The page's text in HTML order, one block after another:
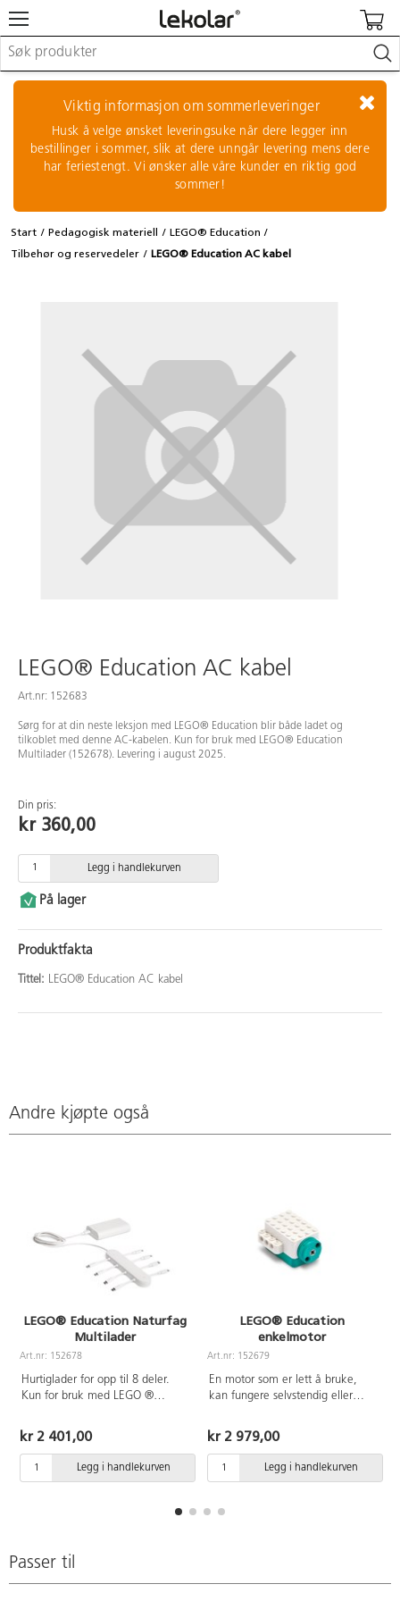
Lekeplassutstyr & utemiljø
Kunst & håndverk
Leker & sykler
Pedagogisk materiell
Barnevogner & småbarnsutstyr
Logge inn / registrere meg
Viktig informasjon om sommerleveringer
Husk å velge ønsket leveringsuke når dere legger inn
bestillinger i sommer, slik at dere unngår levering mens dere
har feriestengt. Vi ønsker alle våre kunder en riktig god
sommer!
Start Pedagogisk materiell
LEGO® Education
Tilbehør og reservedeler
LEGO® Education AC kabel
LEGO® Education AC kabel
Art.nr: 152683
Sørg for at din neste leksjon med LEGO® Education blir både ladet og
tilkoblet med denne AC-kabelen. Kun for bruk med LEGO® Education
Multilader (152678). Levering i august 2025.
Din pris:
kr 360,00
Legg i handlekurven
På lager
Produktfakta
Tittel: LEGO® Education AC kabel
Andre kjøpte også
LEGO® Education Naturfag
Multilader
Art.nr: 152678
Hurtiglader for opp til 8 deler.
Kun for bruk med LEGO ®
kr 2 401,00
Legg i handlekurven
LEGO® Education
enkelmotor
Art.nr: 152679
En motor som er lett å bruke,
kan fungere selvstendig eller
interaktiv LEGO® Education-
maskinvare. Kan også kobles til
en datamaskin eller nettbrett for
kodeoppgaver. Fra 5 år.
kr 2 979,00
Legg i handlekurven
Passer til